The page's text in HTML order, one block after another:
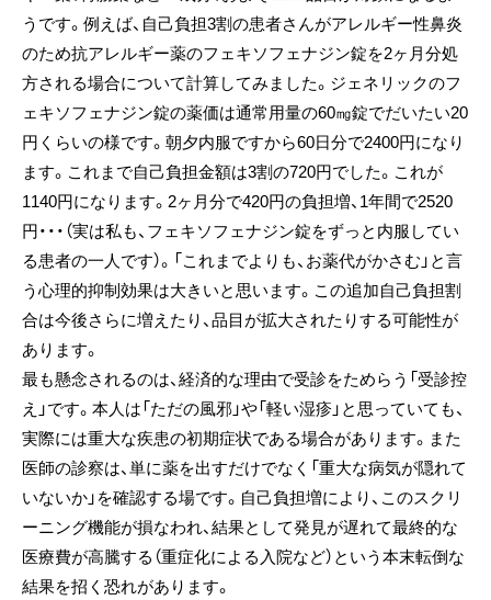
うです。例えば、自己負担3割の患者さんがアレルギー性鼻炎
のため抗アレルギー薬のフェキソフェナジン錠を2ヶ月分処
方される場合について計算してみました。ジェネリックのフ
ェキソフェナジン錠の薬価は通常用量の60㎎錠でだいたい20
円くらいの様です。朝夕内服ですから60日分で2400円になり
ます。これまで自己負担金額は3割の720円でした。これが
1140円になります。2ヶ月分で420円の負担増、1年間で2520
円・・・（実は私も、フェキソフェナジン錠をずっと内服してい
る患者の一人です）。「これまでよりも、お薬代がかさむ」と言
う心理的抑制効果は大きいと思います。この追加自己負担割
合は今後さらに増えたり、品目が拡大されたりする可能性が
あります。
最も懸念されるのは、経済的な理由で受診をためらう「受診控
え」です。本人は「ただの風邪」や「軽い湿疹」と思っていても、
実際には重大な疾患の初期症状である場合があります。また
医師の診察は、単に薬を出すだけでなく「重大な病気が隠れて
いないか」を確認する場です。自己負担増により、このスクリ
ーニング機能が損なわれ、結果として発見が遅れて最終的な
医療費が高騰する（重症化による入院など）という本末転倒な
結果を招く恐れがあります。